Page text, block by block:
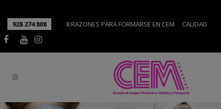
928 274 808 8 RAZONES PARA FORMARSE EN CEM CALIDAD